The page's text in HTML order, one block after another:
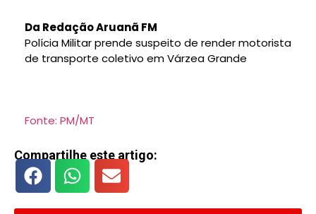
Da Redação Aruanã FM
Polícia Militar prende suspeito de render motorista
de transporte coletivo em Várzea Grande
Fonte: PM/MT
Compartilhe este artigo: